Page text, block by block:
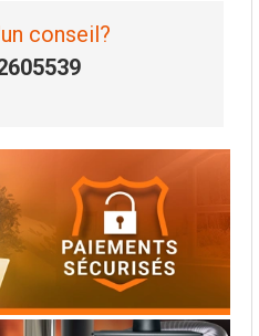
conseil?